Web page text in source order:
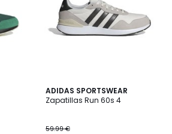
ADIDAS SPORTSWEAR
Zapatillas Run 60s 4
59.99 €
4,7
/ 5
2
Colores